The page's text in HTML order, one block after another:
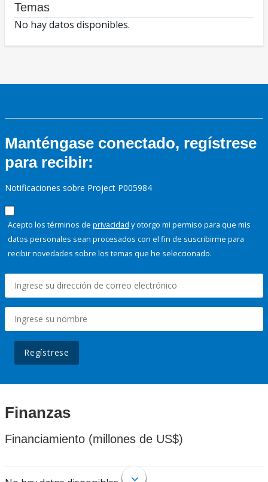
Temas
No hay datos disponibles.
Manténgase conectado, regístrese
para recibir:
Notificaciones sobre Project P005984
Acepto los términos de privacidad y otorgo mi permiso para que mis
datos personales sean procesados con el fin de suscribirme para
recibir novedades sobre los temas que he seleccionado.
Regístrese
Finanzas
Financiamiento (millones de US$)